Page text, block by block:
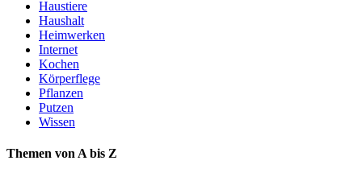
Haustiere
Haushalt
Heimwerken
Internet
Kochen
Körperflege
Pflanzen
Putzen
Wissen
Themen von A bis Z